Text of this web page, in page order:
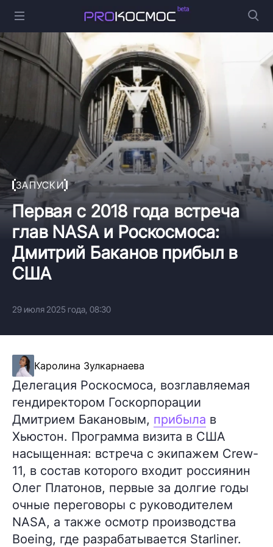
ЗАПУСКИ
Первая с 2018 года встреча
глав NASA и Роскосмоса:
Дмитрий Баканов прибыл в
США
29 июля 2025 года, 08:30
Каролина Зулкарнаева
Делегация Роскосмоса, возглавляемая
гендиректором Госкорпорации
Дмитрием Бакановым, прибыла в
Хьюстон. Программа визита в США
насыщенная: встреча с экипажем Crew-
11, в состав которого входит россиянин
Олег Платонов, первые за долгие годы
очные переговоры с руководителем
NASA, а также осмотр производства
Boeing, где разрабатывается Starliner.